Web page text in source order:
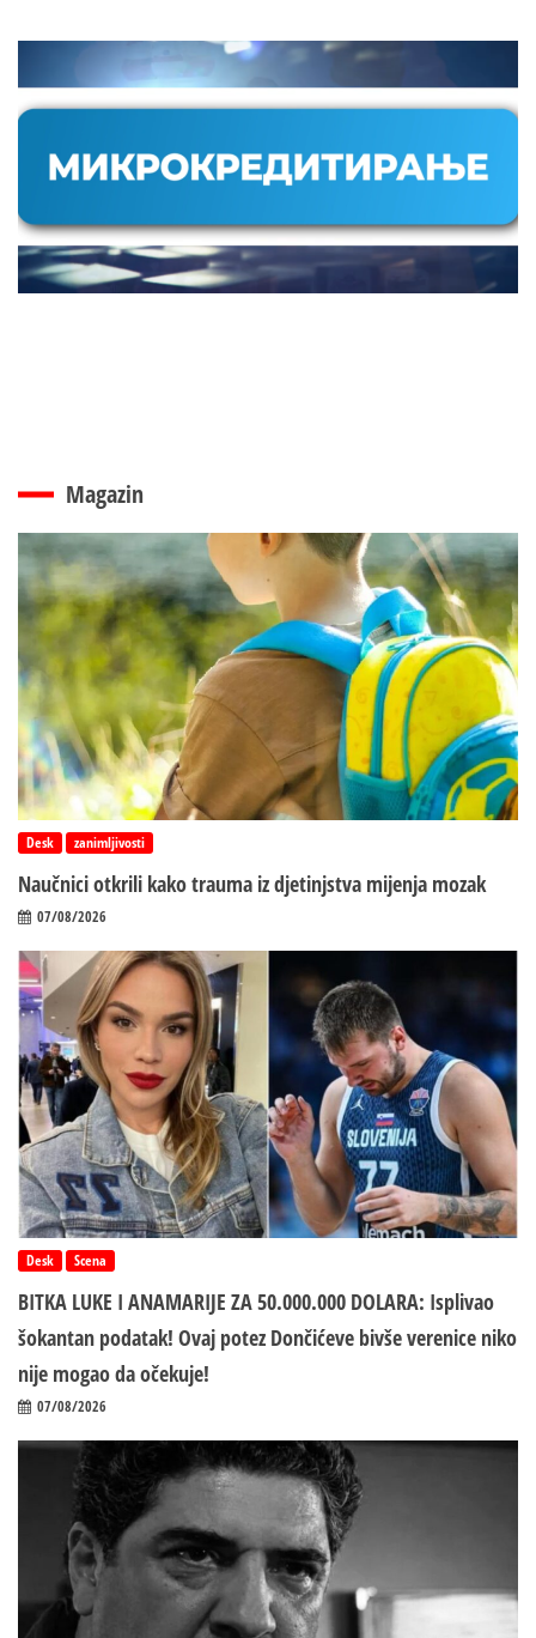
Magazin
Desk zanimljivosti
Naučnici otkrili kako trauma iz d‌jetinjstva mijenja mozak
07/08/2026
Desk Scena
BITKA LUKE I ANAMARIJE ZA 50.000.000 DOLARA: Isplivao
šokantan podatak! Ovaj potez Dončićeve bivše verenice niko
nije mogao da očekuje!
07/08/2026